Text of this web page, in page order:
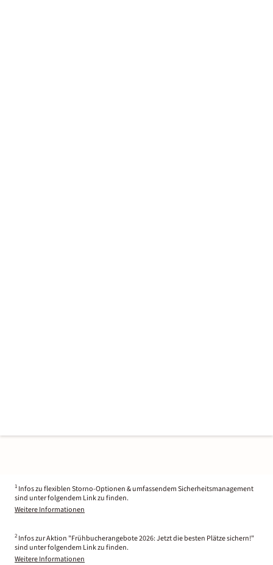
1 Infos zu flexiblen Storno-Optionen & umfassendem Sicherheitsmanagement
sind unter folgendem Link zu finden.
Weitere Informationen
2 Infos zur Aktion "Frühbucherangebote 2026: Jetzt die besten Plätze sichern!"
sind unter folgendem Link zu finden.
Weitere Informationen